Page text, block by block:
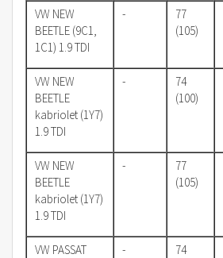
VW NEW
BEETLE (9C1,
1C1) 1.9 TDI
-
77
(105)
VW NEW
BEETLE
kabriolet (1Y7)
1.9 TDI
-
74
(100)
VW NEW
BEETLE
kabriolet (1Y7)
1.9 TDI
-
77
(105)
VW PASSAT
-
74